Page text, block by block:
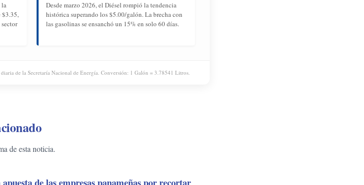
la
$3.35,
Desde marzo 2026, el Diésel rompió la tendencia
histórica superando los $5.00/galón. La brecha con
las gasolinas se ensanchó un 15% en solo 60 días.
de la Secretaría Nacional de Energía. Conversión: 1 Galón = 3.78541 Litros.
de esta noticia.
de las empresas panameñas por recortar